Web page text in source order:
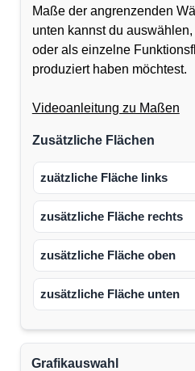
Maße der angrenzenden
unten kannst du
oder als einzelne
produziert haben möchtest.
Videoanleitung zu Maßen
Zusätzliche Flächen
zuätzliche Fläche links
zusätzliche Fläche rechts
zusätzliche Fläche oben
zusätzliche Fläche unten
Grafikauswahl